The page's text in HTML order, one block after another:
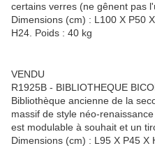
certains verres (ne gênent pas
Dimensions (cm) : L100 X P50
H24. Poids : 40 kg
VENDU
R1925B - BIBLIOTHEQUE
Bibliothèque ancienne de la
massif de style néo-
est modulable à souhait et un
Dimensions (cm) : L95 X P45 X